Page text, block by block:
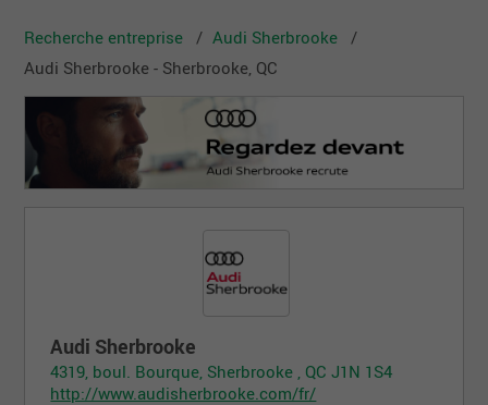
Recherche entreprise
Audi Sherbrooke
Audi Sherbrooke - Sherbrooke, QC
Audi Sherbrooke
4319, boul. Bourque, Sherbrooke , QC J1N 1S4
http://www.audisherbrooke.com/fr/